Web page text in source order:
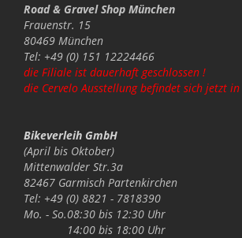
Road & Gravel Shop München
Frauenstr. 15
80469 München
Tel: +49 (0) 151 12224466
die Filiale ist dauerhaft geschlossen !
die Cervelo Ausstellung befindet sich jetzt in
Bikeverleih GmbH
(April bis Oktober)
Mittenwalder Str.3a
82467 Garmisch Partenkirchen
Tel: +49 (0) 8821 - 7818390
Mo. - So.08:30 bis 12:30 Uhr
14:00 bis 18:00 Uhr